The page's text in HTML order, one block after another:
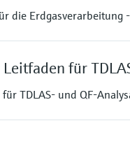
die Erdgasverarbeitung
Leitfaden für
für TDLAS- und QF-